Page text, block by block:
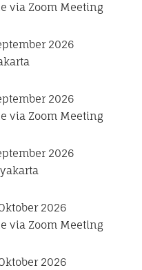
via Zoom Meeting
2026
2026
via Zoom Meeting
2026
2026
via Zoom Meeting
2026